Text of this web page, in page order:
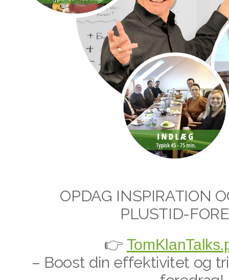
OPDAG INSPIRATION
PLUSTID-
👉
– Boost din effektivitet og